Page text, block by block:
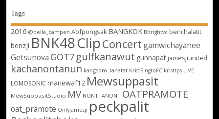
Tags
2016 @bella_campen Aofpongsak BANGKOK Bbrightvc benchalatit
benzji BNK48ClipConcert gamwichayanee
Getsunova GOT7 gulfkanawut gunnapat jamesjiunited
kachanontanun kangsom_tanatat KristSingtoFC kristtps LIVE
LOMOSONIC mariewaf12 Mewsuppasit
MewSuppasitStudio MV NONTTANONT OATPRAMOTE
oat_pramote Onlyjamesji peckpalit